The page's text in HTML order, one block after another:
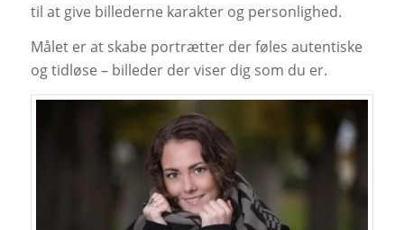
til at give billederne karakter og personlighed.
Målet er at skabe portrætter der føles autentiske
og tidløse – billeder der viser dig som du er.